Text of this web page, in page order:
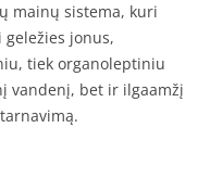
mainų sistema, kuri
jonus,
tiek organoleptiniu
vandenį, bet ir ilgaamžį